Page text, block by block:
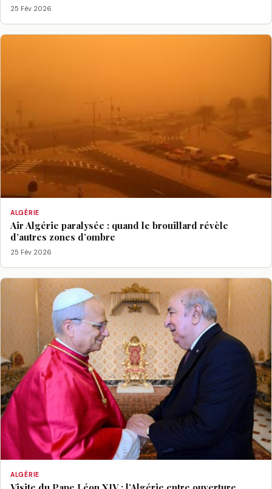
25 Fév 2026
ALGÉRIE
Air Algérie paralysée : quand le brouillard révèle
d’autres zones d’ombre
25 Fév 2026
ALGÉRIE